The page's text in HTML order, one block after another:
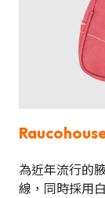
為近年流行的
線，同時採用